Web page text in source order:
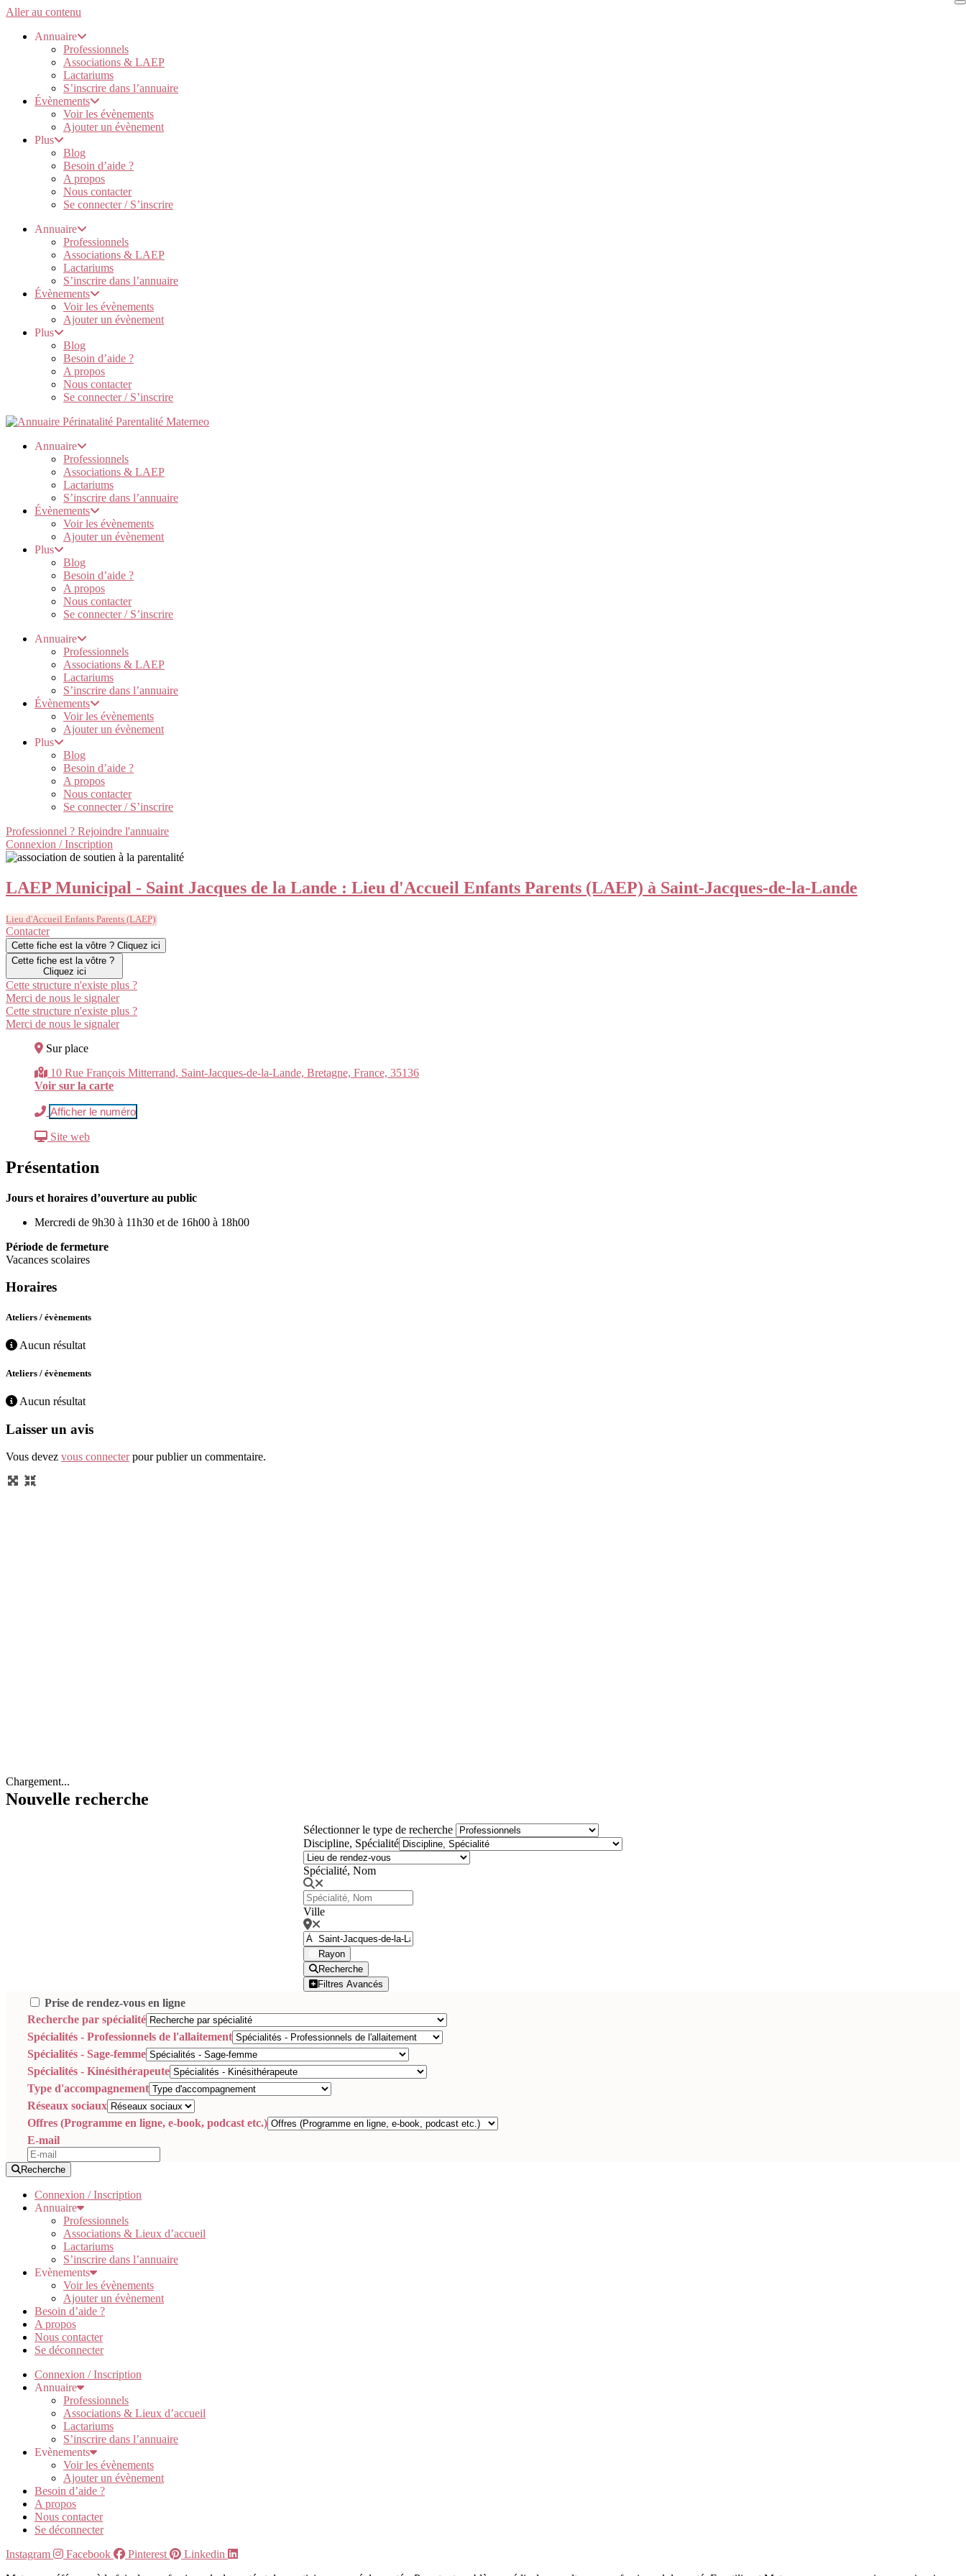
Aller au contenu
Annuaire
Professionnels
Associations & LAEP
Lactariums
S’inscrire dans l’annuaire
Évènements
Voir les évènements
Ajouter un évènement
Plus
Blog
Besoin d’aide ?
A propos
Nous contacter
Se connecter / S’inscrire
Annuaire
Professionnels
Associations & LAEP
Lactariums
S’inscrire dans l’annuaire
Évènements
Voir les évènements
Ajouter un évènement
Plus
Blog
Besoin d’aide ?
A propos
Nous contacter
Se connecter / S’inscrire
Annuaire
Professionnels
Associations & LAEP
Lactariums
S’inscrire dans l’annuaire
Évènements
Voir les évènements
Ajouter un évènement
Plus
Blog
Besoin d’aide ?
A propos
Nous contacter
Se connecter / S’inscrire
Annuaire
Professionnels
Associations & LAEP
Lactariums
S’inscrire dans l’annuaire
Évènements
Voir les évènements
Ajouter un évènement
Plus
Blog
Besoin d’aide ?
A propos
Nous contacter
Se connecter / S’inscrire
Professionnel ? Rejoindre l'annuaire
Connexion / Inscription
LAEP Municipal - Saint Jacques de la Lande : Lieu d'Accueil Enfants Parents (LAEP) à Saint-Jacques-de-la-Lande
Lieu d'Accueil Enfants Parents (LAEP)
Contacter
Cette fiche est la vôtre ? Cliquez ici
Cette fiche est la vôtre ?
Cliquez ici
Cette structure n'existe plus ?
Merci de nous le signaler
Cette structure n'existe plus ?
Merci de nous le signaler
Sur place
10 Rue François Mitterrand, Saint-Jacques-de-la-Lande, Bretagne, France, 35136
Voir sur la carte
Afficher le numéro
Site web
Présentation
Jours et horaires d’ouverture au public
Mercredi de 9h30 à 11h30 et de 16h00 à 18h00
Période de fermeture
Vacances scolaires
Horaires
Ateliers / évènements
Aucun résultat
Ateliers / évènements
Aucun résultat
Laisser un avis
Vous devez vous connecterpour publier un commentaire.
Chargement...
Nouvelle recherche
Sélectionner le type de recherche
Discipline, Spécialité
Spécialité, Nom
Ville
Rayon
Recherche
Filtres Avancés
Prise de rendez-vous en ligne
Recherche par spécialité
Spécialités - Professionnels de l'allaitement
Spécialités - Sage-femme
Spécialités - Kinésithérapeute
Type d'accompagnement
Réseaux sociaux
Offres (Programme en ligne, e-book, podcast etc.)
E-mail
Recherche
Connexion / Inscription
Annuaire
Professionnels
Associations & Lieux d’accueil
Lactariums
S’inscrire dans l’annuaire
Evènements
Voir les évènements
Ajouter un évènement
Besoin d’aide ?
A propos
Nous contacter
Se déconnecter
Connexion / Inscription
Annuaire
Professionnels
Associations & Lieux d’accueil
Lactariums
S’inscrire dans l’annuaire
Evènements
Voir les évènements
Ajouter un évènement
Besoin d’aide ?
A propos
Nous contacter
Se déconnecter
Instagram
Facebook Pinterest
Linkedin